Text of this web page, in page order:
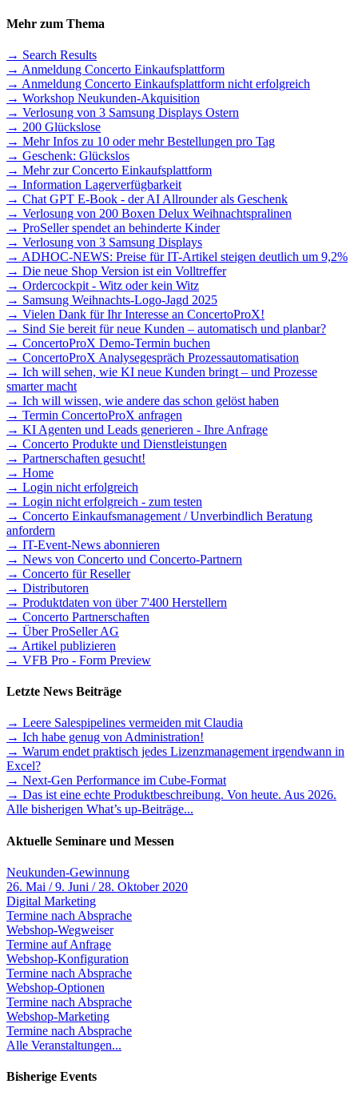
Mehr zum Thema
→ Search Results
→ Anmeldung Concerto Einkaufsplattform
→ Anmeldung Concerto Einkaufsplattform nicht erfolgreich
→ Workshop Neukunden-Akquisition
→ Verlosung von 3 Samsung Displays Ostern
→ 200 Glückslose
→ Mehr Infos zu 10 oder mehr Bestellungen pro Tag
→ Geschenk: Glückslos
→ Mehr zur Concerto Einkaufsplattform
→ Information Lagerverfügbarkeit
→ Chat GPT E-Book - der AI Allrounder als Geschenk
→ Verlosung von 200 Boxen Delux Weihnachtspralinen
→ ProSeller spendet an behinderte Kinder
→ Verlosung von 3 Samsung Displays
→ ADHOC-NEWS: Preise für IT-Artikel steigen deutlich um 9,2%
→ Die neue Shop Version ist ein Volltreffer
→ Ordercockpit - Witz oder kein Witz
→ Samsung Weihnachts-Logo-Jagd 2025
→ Vielen Dank für Ihr Interesse an ConcertoProX!
→ Sind Sie bereit für neue Kunden – automatisch und planbar?
→ ConcertoProX Demo-Termin buchen
→ ConcertoProX Analysegespräch Prozessautomatisation
→ Ich will sehen, wie KI neue Kunden bringt – und Prozesse
smarter macht
→ Ich will wissen, wie andere das schon gelöst haben
→ Termin ConcertoProX anfragen
→ KI Agenten und Leads generieren - Ihre Anfrage
→ Concerto Produkte und Dienstleistungen
→ Partnerschaften gesucht!
→ Home
→ Login nicht erfolgreich
→ Login nicht erfolgreich - zum testen
→ Concerto Einkaufsmanagement / Unverbindlich Beratung
anfordern
→ IT-Event-News abonnieren
→ News von Concerto und Concerto-Partnern
→ Concerto für Reseller
→ Distributoren
→ Produktdaten von über 7'400 Herstellern
→ Concerto Partnerschaften
→ Über ProSeller AG
→ Artikel publizieren
→ VFB Pro - Form Preview
Letzte News Beiträge
→ Leere Salespipelines vermeiden mit Claudia
→ Ich habe genug von Administration!
→ Warum endet praktisch jedes Lizenzmanagement irgendwann in
Excel?
→ Next-Gen Performance im Cube-Format
→ Das ist eine echte Produktbeschreibung. Von heute. Aus 2026.
Alle bisherigen What’s up-Beiträge...
Aktuelle Seminare und Messen
Neukunden-Gewinnung
26. Mai / 9. Juni / 28. Oktober 2020
Digital Marketing
Termine nach Absprache
Webshop-Wegweiser
Termine auf Anfrage
Webshop-Konfiguration
Termine nach Absprache
Webshop-Optionen
Termine nach Absprache
Webshop-Marketing
Termine nach Absprache
Alle Veranstaltungen...
Bisherige Events